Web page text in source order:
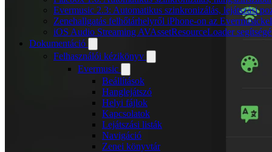
Evermusic 2.3: Automatikus szinkronizálás, lejátszási
Zenehallgatás felhőtárhelyről iPhone-on az Evermusickel
iOS Audio Streaming AVAssetResourceLoader
Dokumentáció
Felhasználói kézikönyv
Evermusic
Beállítások
Hanglejátszó
Helyi fájlok
Kapcsolatok
Lejátszási listák
Navigáció
Zenei könyvtár